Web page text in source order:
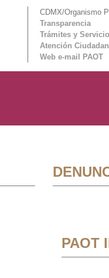
CDMX/Organismo
Transparencia
Trámites y
Atención
Web e-mail PAOT
PAOT